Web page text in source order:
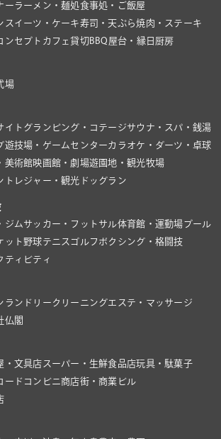
ーラーメン・麺処食事処・ご飯屋
スイーツ・ケーキ寿司・天ぷら焼肉・ステーキ
ンセプトカフェ貸切BBQ 屋台・縁日 厨房
場
イト グランピング・コテージサウナ・スパ・銭湯
遊技場・ゲームセンターカラオケ・ダーツ・卓球
美術館映画館・劇場遊園地・観光牧場
ト レジャー・観光 ドッグラン
ジム サッカー・フットサル体育館・運動場プール
ット 野球テニス ゴルフ ボクシング・格闘技
ティビティ
ランドリー クリーニングエステ・マッサージ
仏閣
・文具店 スーパー・生鮮食品店玩具・駄菓子
ード コンビニ商店街・商業ビル